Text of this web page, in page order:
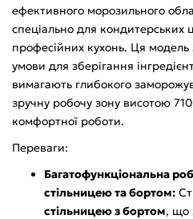
ефективного морозильного
спеціально для кондитерських
професійних кухонь. Ця модель
умови для зберігання
вимагають глибокого
зручну робочу зону висотою
комфортної роботи.
Переваги:
Багатофункціональна
стільницею та бортом:
стільницею з бортом, що